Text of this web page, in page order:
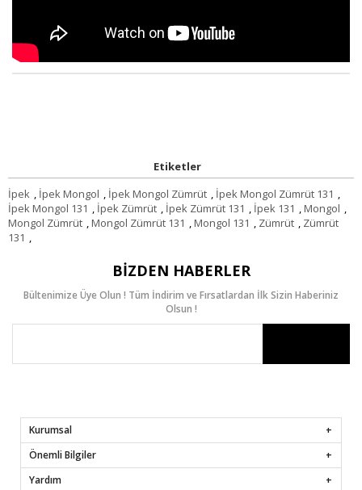
Etiketler
İpek , İpek Mongol , İpek Mongol Zümrüt , İpek Mongol Zümrüt 131 ,
İpek Mongol 131 , İpek Zümrüt , İpek Zümrüt 131 , İpek 131 ,Mongol ,
Mongol Zümrüt ,Mongol Zümrüt 131 ,Mongol 131 , Zümrüt , Zümrüt
131 ,
BIZDEN HABERLER
Bültenimize Üye Olun ! Tüm İndirim ve Fırsatlardan İlk Sizin Haberiniz
Olsun !
Kurumsal
Önemli Bilgiler
Yardım